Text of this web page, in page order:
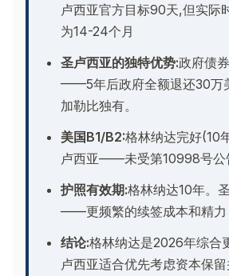
卢西亚官方目标90天,但实际
为14-24个月
圣卢西亚的独特优势:政府债
——5年后政府全额退还30万
加勒比独有。
美国B1/B2:格林纳达完好(10
卢西亚——未受第10998号公
护照有效期:格林纳达10年。
——更频繁的续签成本和精力
结论:格林纳达是2026年综合
卢西亚适合优先考虑资本保